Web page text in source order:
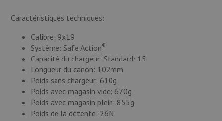
Caractéristiques techniques:
Calibre: 9x19
Système: Safe Action®
Capacité du chargeur: Standard: 15
Longueur du canon: 102mm
Poids sans chargeur: 610g
Poids avec magasin vide: 670g
Poids avec magasin plein: 855g
Poids de la détente: 26N